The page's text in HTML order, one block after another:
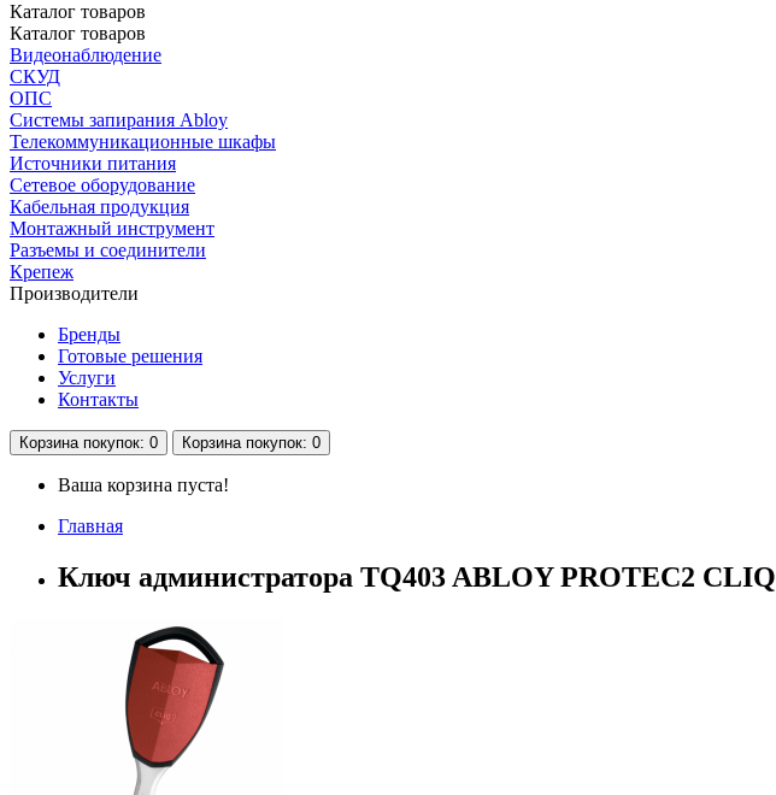
Каталог товаров
Каталог товаров
Видеонаблюдение
СКУД
ОПС
Системы запирания Abloy
Телекоммуникационные шкафы
Источники питания
Сетевое оборудование
Кабельная продукция
Монтажный инструмент
Разъемы и соединители
Крепеж
Производители
Бренды
Готовые решения
Услуги
Контакты
Корзинапокупок: 0 Корзинапокупок: 0
Ваша корзина пуста!
Главная
Ключ администратора TQ403 ABLOY PROTEC2 CLIQ